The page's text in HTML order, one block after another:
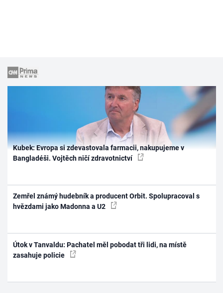
Kubek: Evropa si zdevastovala farmacii, nakupujeme v
Bangladéši. Vojtěch ničí zdravotnictví
Zemřel známý hudebník a producent Orbit. Spolupracoval s
hvězdami jako Madonna a U2
Útok v Tanvaldu: Pachatel měl pobodat tři lidi, na místě
zasahuje policie